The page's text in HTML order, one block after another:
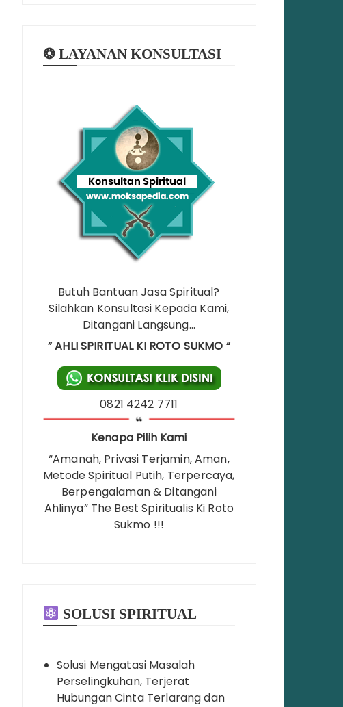
❂ LAYANAN KONSULTASI
Butuh Bantuan Jasa Spiritual?
Silahkan Konsultasi Kepada Kami,
Ditangani Langsung…
” AHLI SPIRITUAL KI ROTO SUKMO “
0821 4242 7711
Kenapa Pilih Kami
“Amanah, Privasi Terjamin, Aman,
Metode Spiritual Putih, Terpercaya,
Berpengalaman & Ditangani
Ahlinya” The Best Spiritualis Ki Roto
Sukmo !!!
SOLUSI SPIRITUAL
Solusi Mengatasi Masalah
Perselingkuhan, Terjerat
Hubungan Cinta Terlarang dan